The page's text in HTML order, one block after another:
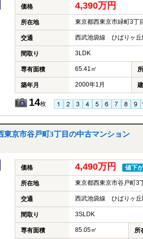
価格 4,390万円
所在地 東京都西東京市緑町3丁
交通 西武池袋線 ひばりヶ
間取り 3LDK
専有面積 65.41㎡
築年月 2000年1月
14枚
東京市谷戸町3丁目の中古マンション
価格 4,490万円 値下
所在地 東京都西東京市谷戸町3
交通 西武池袋線 ひばりヶ
間取り 3SLDK
専有面積 85.05㎡ 所